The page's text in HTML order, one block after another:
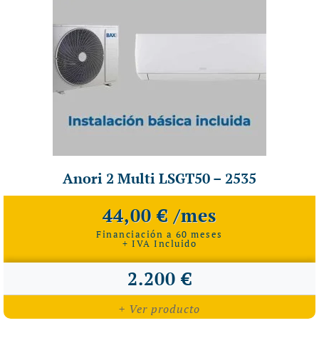
Anori 2 Multi LSGT50 – 2535
44,00 € /mes
Financiación a 60 meses
+ IVA Incluido
2.200 €
+ Ver producto